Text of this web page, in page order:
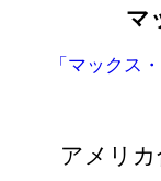
マ
「マックス
アメリ